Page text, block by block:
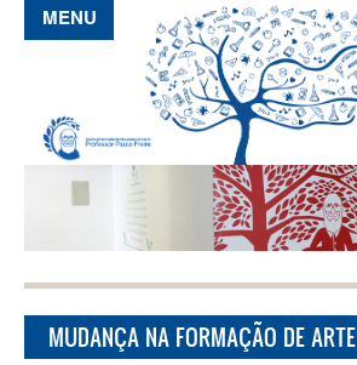
Pular para o conteúdo principal
MENU
MUDANÇA NA FORMAÇÃO DE ARTE